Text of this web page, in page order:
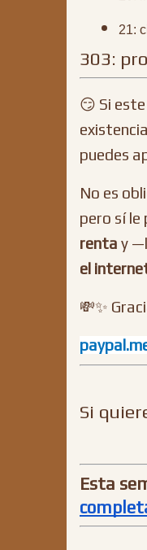
21:
303:
😏 Si
puedes
No es
pero sí
renta y
el
💸✨
Si
Esta